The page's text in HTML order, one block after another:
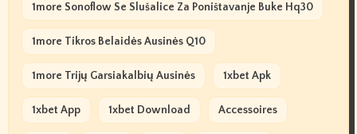
1more Sonoflow Se Slušalice Za Poništavanje Buke Hq30
1more Tikros Belaidės Ausinės Q10
1more Trijų Garsiakalbių Ausinės 1xbet Apk
1xbet App 1xbet Download Accessoires